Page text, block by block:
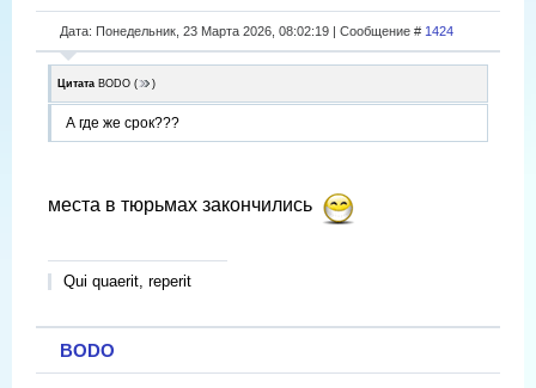
Дата: Понедельник, 23 Марта 2026, 08:02:19 | Сообщение # 1424
Цитата BODO ( )
А где же срок???
места в тюрьмах закончились
Qui quaerit, reperit
BODO